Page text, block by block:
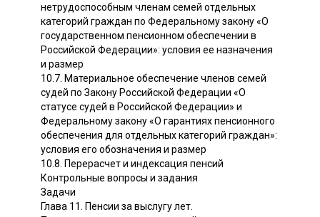
нетрудоспособным членам семей отдельных
категорий граждан по Федеральному закону «О
государственном пенсионном обеспечении в
Российской Федерации»: условия ее назначения
и размер
10.7. Материальное обеспечение членов семей
судей по Закону Российской Федерации «О
статусе судей в Российской Федерации» и
Федеральному закону «О гарантиях пенсионного
обеспечения для отдельных категорий граждан»:
условия его обозначения и размер
10.8. Перерасчет и индексация пенсий
Контрольные вопросы и задания
Задачи
Глава 11. Пенсии за выслугу лет.